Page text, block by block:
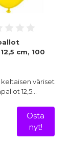
cm, 100
väriset
12,5…
Osta
nyt!